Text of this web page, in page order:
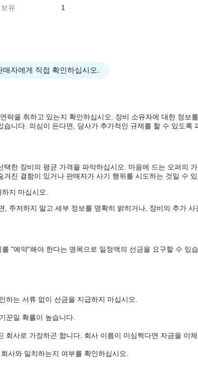
보유 1
자에게 직접 확인하십시오.
락을 취하고 있는지 확인하십시오. 장비 소유자에 대한 정보
니다. 의심이 든다면, 당사가 추가적인 규제를 할 수 있도록
한 장비의 평균 가격을 파악하십시오. 마음에 드는 오퍼의
진 결함이 있거나 판매자가 사기 행위를 시도하는 것일 수
지 마십시오.
주저하지 말고 세부 정보를 명확히 밝히거나, 장비의 추가
"예약"해야 한다는 명목으로 일정액의 선금을 요구할 수 있
하는 서류 없이 선금을 지급하지 마십시오.
꾼일 확률이 높습니다.
회사로 가장하곤 합니다. 회사 이름이 미심쩍다면 자금을 이
사와 일치하는지 여부를 확인하십시오.